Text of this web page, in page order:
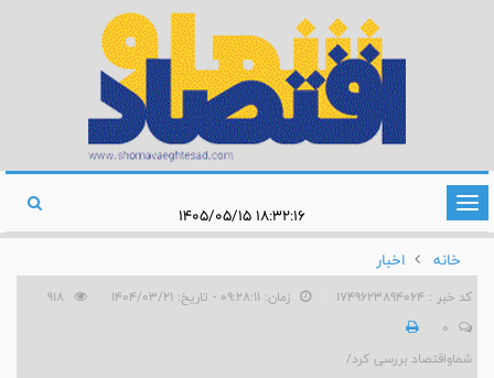
تغییر
وضعیت
ناوبری
خانه
اخبار
کد خبر : 1749623894064 زمان: ۰۹:۲۸:۱۱ - تاریخ: ۱۴۰۴/۰۳/۲۱
0
شماواقتصاد بررسی کرد/